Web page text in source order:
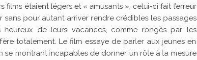
étaient légers et « amusants », celui-ci fait l’erreur
pour autant arriver rendre crédibles les passages
de leurs vacances, comme rongés par les
totalement. Le film essaye de parler aux jeunes en
se montrant incapables de donner un rôle à la mesure